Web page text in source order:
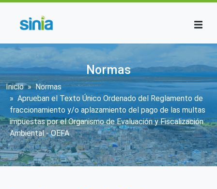
Normas
Sobrescribir enlaces de ayuda a la
Inicio
Normas
Aprueban el Texto Único Ordenado del Reglamento de
fraccionamiento y/o aplazamiento del pago de las multas
impuestas por el Organismo de Evaluación y Fiscalización
Ambiental - OEFA